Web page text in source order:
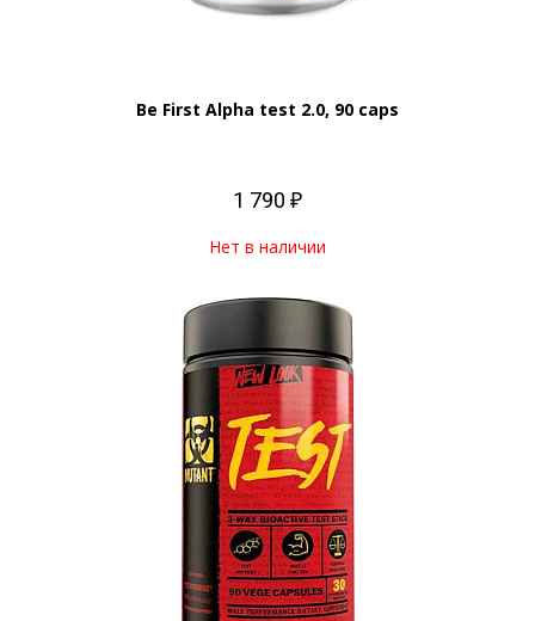
Be First Alpha test 2.0, 90 caps
1 790 ₽
Нет в наличии